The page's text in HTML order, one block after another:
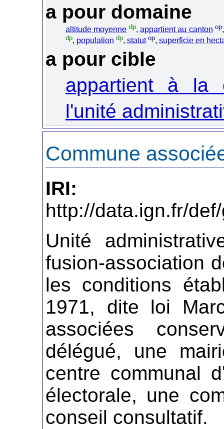
a pour domaine
altitude moyenne dp,appartient au canton op
dp, population dp, statut op, superficie en
a pour cible
appartient à la
l'unité
Commune
IRI:
http://data.ign.fr/
Unité
fusion-association
les conditions
1971, dite loi
associées
délégué, une
centre communal
électorale, une
conseil consultatif.